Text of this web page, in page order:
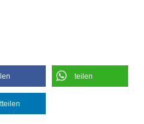
teilen